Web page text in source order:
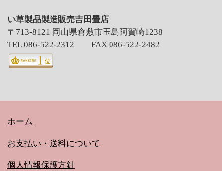
い草製品製造販売吉田畳店
〒713-8121 岡山県倉敷市玉島阿賀崎1238
TEL 086-522-2312 FAX 086-522-2482
ホーム
お支払い・送料について
個人情報保護方針